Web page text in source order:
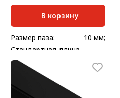
В корзину
Размер паза:
10 мм;
Стандартная длина,
мм:
Масса, кг/шт:
0,068